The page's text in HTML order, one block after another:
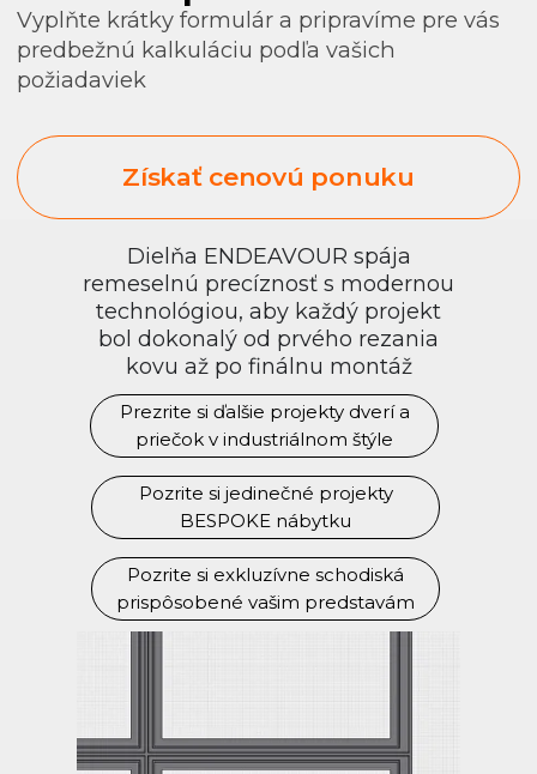
Prezrite si ďalšie projekty dverí a
priečok v industriálnom štýle
Pozrite si jedinečné projekty
BESPOKE nábytku
Pozrite si exkluzívne schodiská
prispôsobené vašim predstavám
Dielňa ENDEAVOUR spája
remeselnú precíznosť s modernou
technológiou, aby každý projekt
bol dokonalý od prvého rezania
kovu až po finálnu montáž